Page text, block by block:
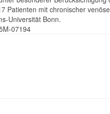
Patienten mit chronischer
Universität Bonn.
07194